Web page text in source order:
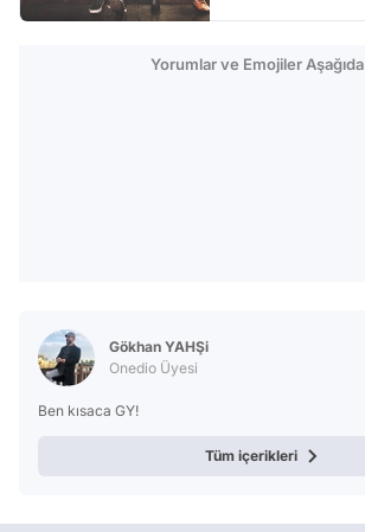
Yorumlar ve Emojiler Aşağıda
Gökhan YAHŞi
Onedio Üyesi
Ben kısaca GY!
Tüm içerikleri